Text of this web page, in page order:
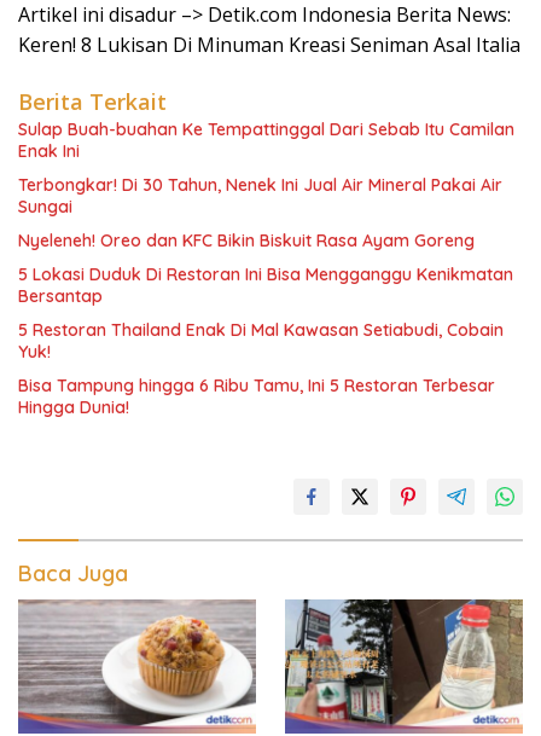
Artikel ini disadur –> Detik.com Indonesia Berita News:
Keren! 8 Lukisan Di Minuman Kreasi Seniman Asal Italia
Berita Terkait
Sulap Buah-buahan Ke Tempattinggal Dari Sebab Itu Camilan
Enak Ini
Terbongkar! Di 30 Tahun, Nenek Ini Jual Air Mineral Pakai Air
Sungai
Nyeleneh! Oreo dan KFC Bikin Biskuit Rasa Ayam Goreng
5 Lokasi Duduk Di Restoran Ini Bisa Mengganggu Kenikmatan
Bersantap
5 Restoran Thailand Enak Di Mal Kawasan Setiabudi, Cobain
Yuk!
Bisa Tampung hingga 6 Ribu Tamu, Ini 5 Restoran Terbesar
Hingga Dunia!
Baca Juga